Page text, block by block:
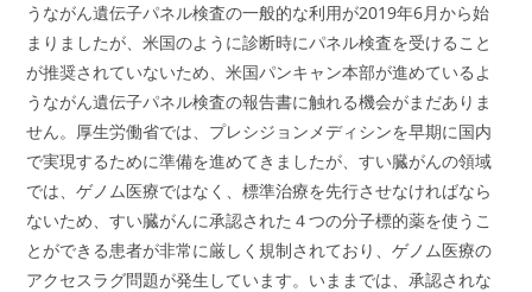
うながん遺伝子パネル検査の一般的な利用が2019年6月から始
まりましたが、米国のように診断時にパネル検査を受けること
が推奨されていないため、米国パンキャン本部が進めているよ
うながん遺伝子パネル検査の報告書に触れる機会がまだありま
せん。厚生労働省では、プレシジョンメディシンを早期に国内
で実現するために準備を進めてきましたが、すい臓がんの領域
では、ゲノム医療ではなく、標準治療を先行させなければなら
ないため、すい臓がんに承認された４つの分子標的薬を使うこ
とができる患者が非常に厳しく規制されており、ゲノム医療の
アクセスラグ問題が発生しています。いままでは、承認されな